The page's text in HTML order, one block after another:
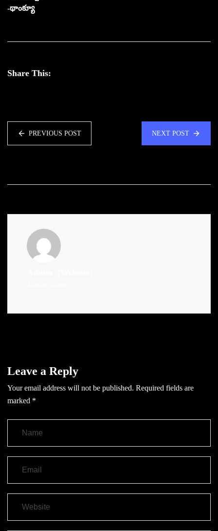
-థాంక్యూ
Share This:
PREVIOUS POST NEXT POST
Leave a Reply
Your email address will not be published. Required fields are
marked *